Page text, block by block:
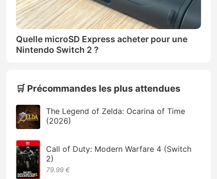
Quelle microSD Express acheter pour une
Nintendo Switch 2 ?
🛒 Précommandes les plus attendues
The Legend of Zelda: Ocarina of Time
(2026)
Call of Duty: Modern Warfare 4 (Switch
2)
79.99 €